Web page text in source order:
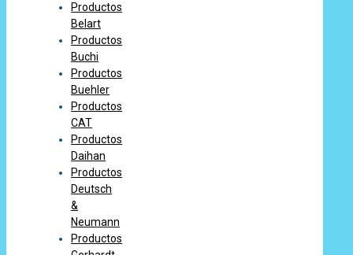
Productos
Belart
Productos
Buchi
Productos
Buehler
Productos
CAT
Productos
Daihan
Productos
Deutsch
&
Neumann
Productos